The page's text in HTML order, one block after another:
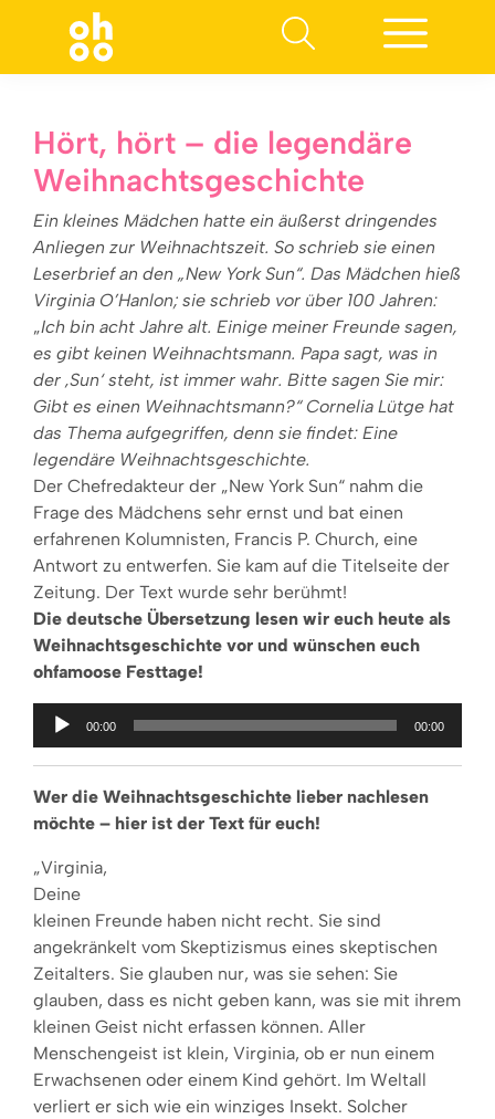
Hört, hört – die legendäre
Weihnachtsgeschichte
Ein kleines Mädchen hatte ein äußerst dringendes
Anliegen zur Weihnachtszeit. So schrieb sie einen
Leserbrief an den „New York Sun“. Das Mädchen hieß
Virginia O’Hanlon; sie schrieb vor über 100 Jahren:
„Ich bin acht Jahre alt. Einige meiner Freunde sagen,
es gibt keinen Weihnachtsmann. Papa sagt, was in
der ‚Sun‘ steht, ist immer wahr. Bitte sagen Sie mir:
Gibt es einen Weihnachtsmann?“ Cornelia Lütge hat
das Thema aufgegriffen, denn sie findet: Eine
legendäre Weihnachtsgeschichte.
Der Chefredakteur der „New York Sun“ nahm die
Frage des Mädchens sehr ernst und bat einen
erfahrenen Kolumnisten, Francis P. Church, eine
Antwort zu entwerfen. Sie kam auf die Titelseite der
Zeitung. Der Text wurde sehr berühmt!
Die deutsche Übersetzung lesen wir euch heute als
Weihnachtsgeschichte vor und wünschen euch
ohfamoose Festtage!
Audio-
00:00 00:00
Wer die Weihnachtsgeschichte lieber nachlesen
möchte – hier ist der Text für euch!
„Virginia,
Deine
kleinen Freunde haben nicht recht. Sie sind
angekränkelt vom Skeptizismus eines skeptischen
Zeitalters. Sie glauben nur, was sie sehen: Sie
glauben, dass es nicht geben kann, was sie mit ihrem
kleinen Geist nicht erfassen können. Aller
Menschengeist ist klein, Virginia, ob er nun einem
Erwachsenen oder einem Kind gehört. Im Weltall
verliert er sich wie ein winziges Insekt. Solcher